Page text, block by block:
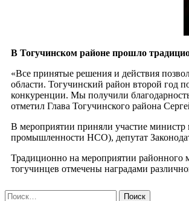
В Тогучинском районе прошло
«Все принятые решения и действия
области. Тогучинский район второй год
конкуренции. Мы получили
отметил Глава Тогучинского района
В мероприятии приняли участие министр
промышленности НСО), депутат
Традиционно на мероприятии районного
тогучинцев отмечены наградами
Найти: